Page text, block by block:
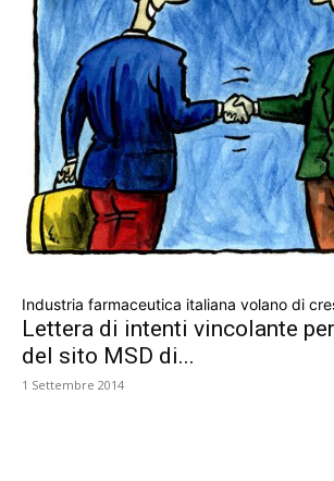
Industria farmaceutica italiana volano di
Lettera di intenti vincolante
del sito MSD di...
1 Settembre 2014